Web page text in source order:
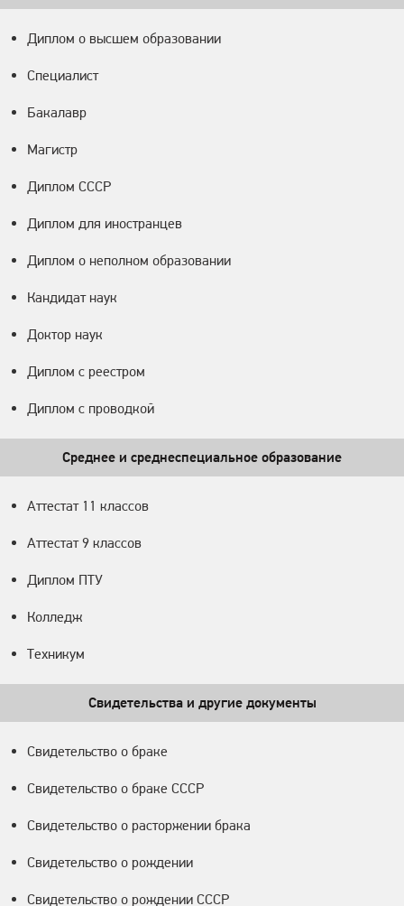
Диплом о высшем образовании
Специалист
Бакалавр
Магистр
Диплом СССР
Диплом для иностранцев
Диплом о неполном образовании
Кандидат наук
Доктор наук
Диплом с реестром
Диплом с проводкой
Среднее и среднеспециальное образование
Аттестат 11 классов
Аттестат 9 классов
Диплом ПТУ
Колледж
Техникум
Свидетельства и другие документы
Свидетельство о браке
Свидетельство о браке СССР
Свидетельство о расторжении брака
Свидетельство о рождении
Свидетельство о рождении СССР